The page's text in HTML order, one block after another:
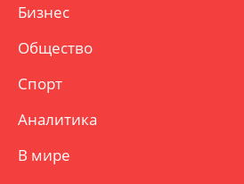
Бизнес
Общество
Спорт
Аналитика
В мире